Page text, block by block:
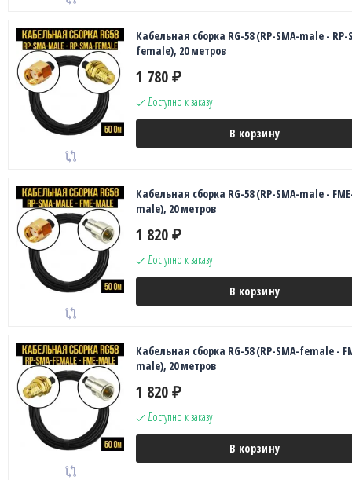
Кабельная сборка RG-58 (RP-SMA-male - RP-
female), 20 метров
1 780 ₽
Доступно к заказу
В корзину
Кабельная сборка RG-58 (RP-SMA-male -
male), 20 метров
1 820 ₽
Доступно к заказу
В корзину
Кабельная сборка RG-58 (RP-SMA-female -
male), 20 метров
1 820 ₽
Доступно к заказу
В корзину